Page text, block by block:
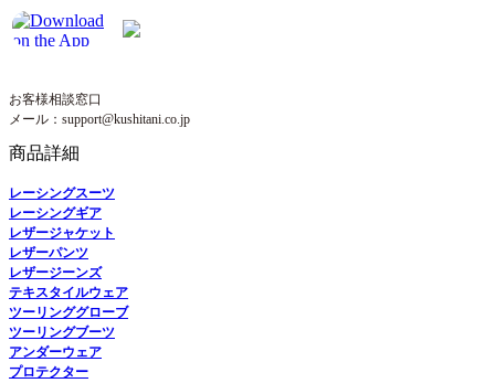
お客様相談窓口
メール：support@kushitani.co.jp
商品詳細
レーシングスーツ
レーシングギア
レザージャケット
レザーパンツ
レザージーンズ
テキスタイルウェア
ツーリンググローブ
ツーリングブーツ
アンダーウェア
プロテクター